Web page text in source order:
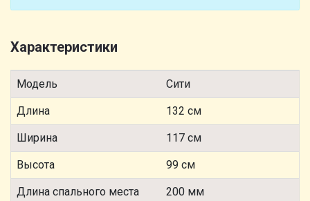
Характеристики
Модель Сити
Длина 132 см
Ширина 117 см
Высота 99 см
Длина спального места 200 мм